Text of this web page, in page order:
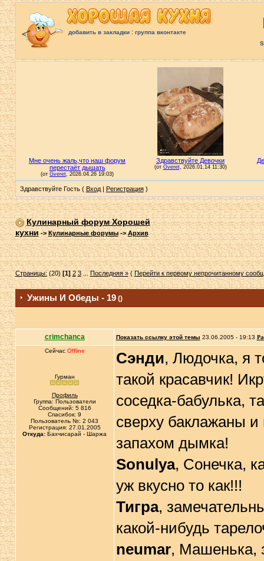
добавить в закладки: группа вконтакте
Здравствуйте Гость ( Вход| Регистрация)
Кулинарный форум Хорошей
кухни->Кулинарные форумы->Архив
Страницы:(20)[1] 2 3...Последняя »(Перейти к первому непрочитанному
Ужины И Обеды - 19()
crimchanca Показать ссылку этой темы 23.06.2005 - 19:13
Сейчас Offline
Гурман
Профиль
Группа: Пользователи
Сообщений: 5 816
Спасибок: 9
Пользователь №: 2 043
Регистрация: 27.01.2005
Откуда: Бахчисарай - Шаржа
Сэнди, Людочка, я
такой красавчик!
соседка-бабулька,
сверху баклажаны
запахом дымка!
Sonulya, Сонечка,
уж вкусно то как!!!
Тигра,
какой-нибудь
neumar, Машенька,